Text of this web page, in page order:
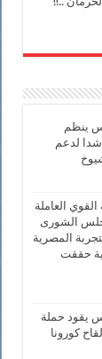
ينظم
لدعم
القوي العاملة
الشورى
المصرية
حققت
يقود حملة
كورونا